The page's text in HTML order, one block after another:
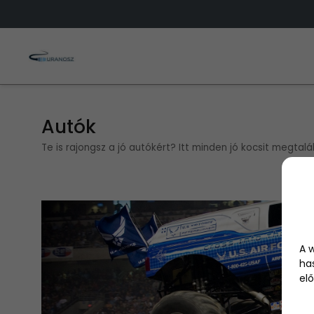
Autók
Te is rajongsz a jó autókért? Itt minden jó kocsit
A